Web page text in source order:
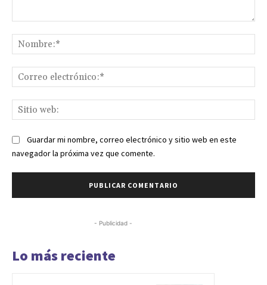
Guardar mi nombre, correo electrónico y sitio web en este
navegador la próxima vez que comente.
- Publicidad -
Lo más reciente